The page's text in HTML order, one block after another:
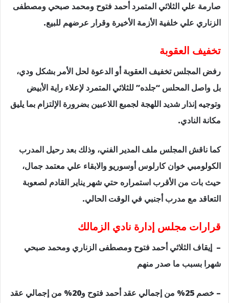
صارمة علي الثلاثي المتمرد أحمد فتوح ومحمد صبحي ومصطفى
الزناري علي خلفية الأزمة الأخيرة وقرار عرضهم للبيع.
تخفيف العقوبة
رفض المجلس تخفيف العقوبة أو الدعوة لحل الأمر بشكل ودي،
بل واصل المحلس “جلده” للثلاثي المتمرد لإعلاء راية الأبيض
وتوجيه إنذار شديد اللهجة لجمبع اللاعبين بضرورة الإلتزام بما يليق
مكانة النادي.
كما ناقش المجلس ملف المدير الفني، وذلك بعد رحيل المدرب
الكولومبي خوان كارلوس أوسوريو والابقاء علي معتمد جمال،
حيث بات من الأقرب استمراره حتي شهر يناير القادم لصعوبة
التعاقد مع مدرب أجنبي في الوقت الحالي.
قرارات مجلس إدارة نادي الزمالك
– إيقاف الثلاثي أحمد فتوح ومصطفى الزناري ومحمد صبحي
شهرا بسبب ما صدر منهم
– خصم 25% من إجمالي عقد أحمد فتوح و20% من إجمالي عقد